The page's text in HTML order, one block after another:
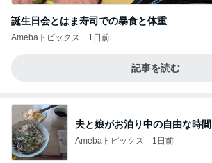
誕生日会とはま寿司での暴食と体重
Amebaトピックス 1日前
記事を読む
夫と娘がお泊り中の自由な時間
Amebaトピックス 1日前